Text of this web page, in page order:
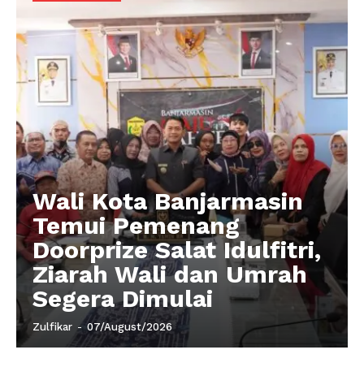
Wali Kota Banjarmasin
Temui Pemenang
Doorprize Salat Idulfitri,
Ziarah Wali dan Umrah
Segera Dimulai
Zulfikar - 07/August/2026